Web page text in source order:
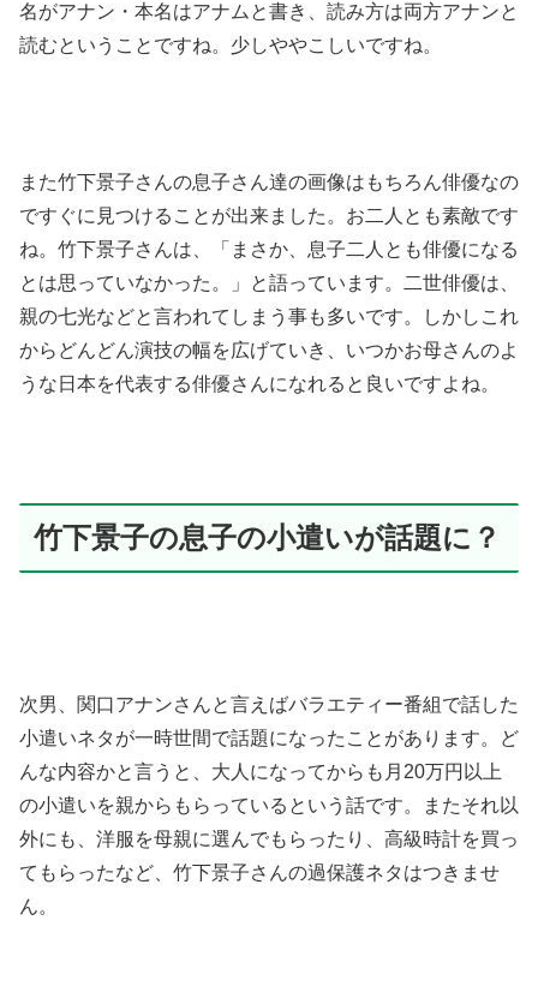
名がアナン・本名はアナムと書き、読み方は両方アナンと
読むということですね。少しややこしいですね。
また竹下景子さんの息子さん達の画像はもちろん俳優なの
ですぐに見つけることが出来ました。お二人とも素敵です
ね。竹下景子さんは、「まさか、息子二人とも俳優になる
とは思っていなかった。」と語っています。二世俳優は、
親の七光などと言われてしまう事も多いです。しかしこれ
からどんどん演技の幅を広げていき、いつかお母さんのよ
うな日本を代表する俳優さんになれると良いですよね。
竹下景子の息子の小遣いが話題に？
次男、関口アナンさんと言えばバラエティー番組で話した
小遣いネタが一時世間で話題になったことがあります。ど
んな内容かと言うと、大人になってからも月20万円以上
の小遣いを親からもらっているという話です。またそれ以
外にも、洋服を母親に選んでもらったり、高級時計を買っ
てもらったなど、竹下景子さんの過保護ネタはつきませ
ん。